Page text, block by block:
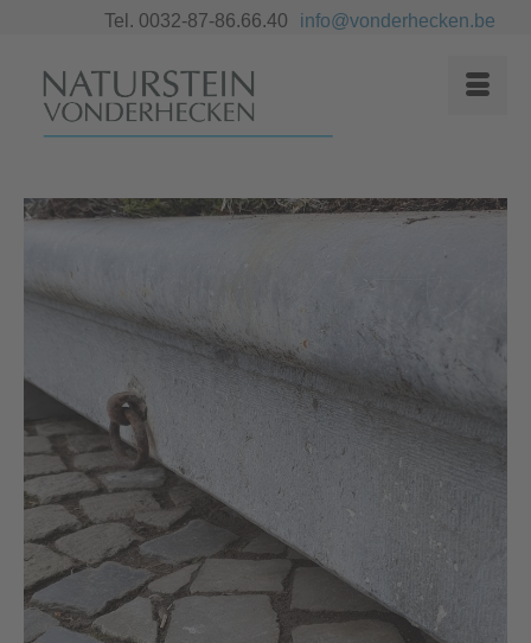
Tel. 0032-87-86.66.40 info@vonderhecken.be